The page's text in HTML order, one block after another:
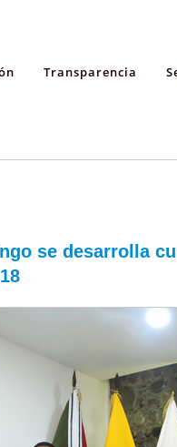
Transparencia
se desarrolla